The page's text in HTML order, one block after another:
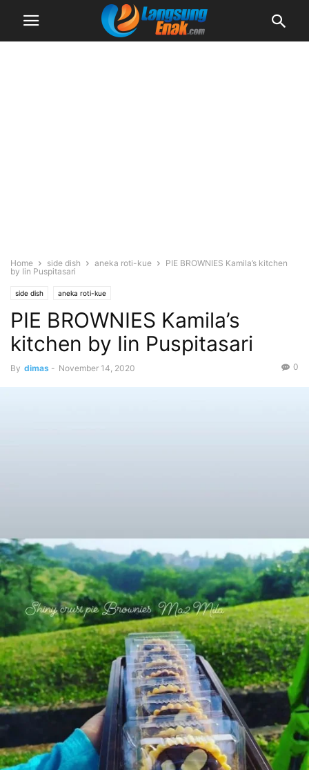
Home side dish aneka roti-kue
PIE BROWNIES Kamila’s kitchen
by Iin Puspitasari
side dish aneka roti-kue
PIE BROWNIES Kamila’s
kitchen by Iin Puspitasari
By dimas - November 14, 2020 0